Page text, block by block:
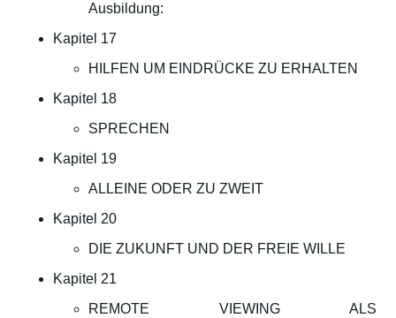
Ausbildung:
Kapitel 17
HILFEN UM EINDRÜCKE ZU ERHALTEN
Kapitel 18
SPRECHEN
Kapitel 19
ALLEINE ODER ZU ZWEIT
Kapitel 20
DIE ZUKUNFT UND DER FREIE WILLE
Kapitel 21
REMOTE VIEWING ALS